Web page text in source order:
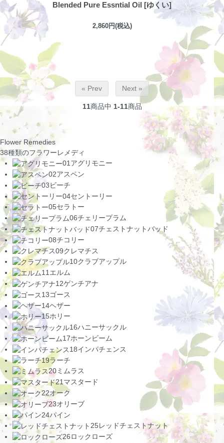
Blended Pure Essntial Oil [ゆくい]
2,860円(税込)
« Prev Next »
11商品中 1-11商品
Flower Remedies
38種類のフラワーレメディ
01アグリモニー
02アスペン
03ビーチ
04セントーリー
05セラトー
06チェリープラム
07チェストナットバッド
08チコリー
09クレマチス
10クラブアップル
11エルム
12ゲンチアナ
13ゴース
14ヘザー
15ホリー
16ハニーサックル
17ホーンビーム
18インパチェンス
19ラーチ
20ミムラス
21 マスタード
22オーク
23オリーブ
24パイン
25レッドチェストナット
26ロックローズ